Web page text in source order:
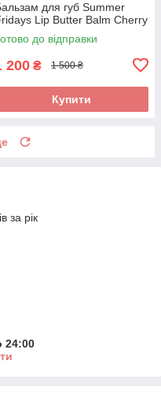
для губ Summer
Lip Butter Balm Cherry
до відправки
200 ₴ 1 500 ₴
Купити
за рік
24:00